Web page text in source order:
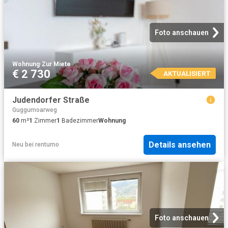
Foto anschauen
Wohnung·Zur Miete
€ 2 730 AKTUALISIERT
Judendorfer Straße
Guggumoarweg
60 m²1 Zimmer1 BadezimmerWohnung
Neu bei rentumo Details ansehen
Foto anschauen